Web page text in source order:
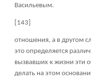
Васильевым.
[143]
отношения, а в другом
это определяется
вызвавших к жизни эти
делать на этом